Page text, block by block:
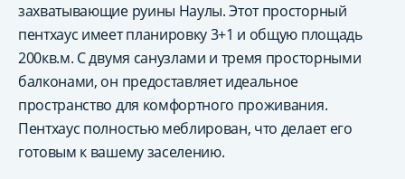
захватывающие руины Наулы. Этот просторный
пентхаус имеет планировку 3+1 и общую площадь
200кв.м. С двумя санузлами и тремя просторными
балконами, он предоставляет идеальное
пространство для комфортного проживания.
Пентхаус полностью меблирован, что делает его
готовым к вашему заселению.